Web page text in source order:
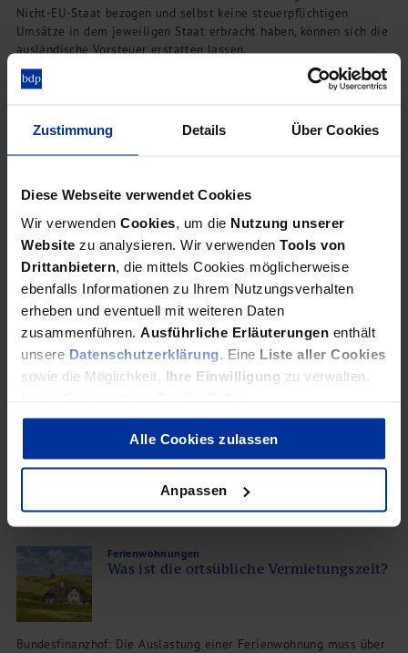
Zustimmung Details Über Cookies
Diese Webseite verwendet Cookies
Wir verwenden Cookies, um die Nutzung unserer
Website zu analysieren. Wir verwenden Tools von
Drittanbietern, die mittels Cookies möglicherweise
ebenfalls Informationen zu Ihrem Nutzungsverhalten
erheben und eventuell mit weiteren Daten
zusammenführen. Ausführliche Erläuterungen enthält
unsere Datenschutzerklärung. Eine Liste aller Cookies
sowie die Möglichkeit, Ihre Einwilligung zu verwalten,
Alle Cookies zulassen
Anpassen
Nicht-EU-Staat bezogen und selbst keine steuerpflichtigen
Umsätze in dem jeweiligen Staat erbracht haben, können sich die
ausländische Vorsteuer erstatten lassen.
Abschreibungsregeln
Vermietung von Tiny Houses
Welcher Abschreibungssatz wird bei der Vermietung von Tiny
Houses zugrunde gelegt? Antwort der Finanzverwaltung: Es kommt
darauf an.
Veräußerungsgewinne
Überlassung an die Eltern
BFH: Die Überlassung einer Wohnung an die Eltern ist nicht als
Nutzung zu eigenen Wohnzwecken anzusehen
Ferienwohnungen
Was ist die ortsübliche Vermietungszeit?
Bundesfinanzhof: Die Auslastung einer Ferienwohnung muss über